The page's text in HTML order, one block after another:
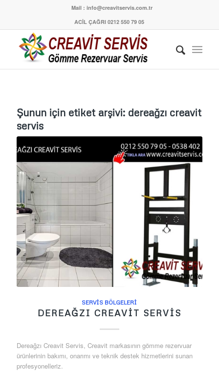
Mail : info@creavitservis.com.tr
ACİL ÇAĞRI 0212 550 79 05
Şunun için etiket arşivi: dereağzı creavit
servis
SERVIS BÖLGELERI
DEREAĞZI CREAVIT SERVIS
Dereağzı Creavit Servis, Creavit markasının gömme rezervuar
ürünlerinin bakımı, onarımı ve teknik destek hizmetlerini sunan
profesyonelleriz.